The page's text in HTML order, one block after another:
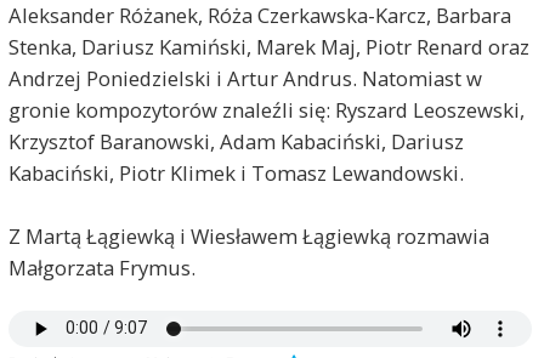
Aleksander Różanek, Róża Czerkawska-Karcz, Barbara
Stenka, Dariusz Kamiński, Marek Maj, Piotr Renard oraz
Andrzej Poniedzielski i Artur Andrus. Natomiast w
gronie kompozytorów znaleźli się: Ryszard Leoszewski,
Krzysztof Baranowski, Adam Kabaciński, Dariusz
Kabaciński, Piotr Klimek i Tomasz Lewandowski.
Z Martą Łągiewką i Wiesławem Łągiewką rozmawia
Małgorzata Frymus.